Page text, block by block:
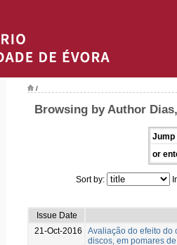
/
Browsing by Author
Jump
or
Sort by:
Issue Date
21-Oct-2016
Avaliação do efeito do
discos, em pomares